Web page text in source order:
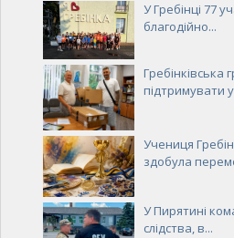
У Гребінці 77
благодійно...
підтримувати
Учениця
здобула
У Пирятині
слідства, в...